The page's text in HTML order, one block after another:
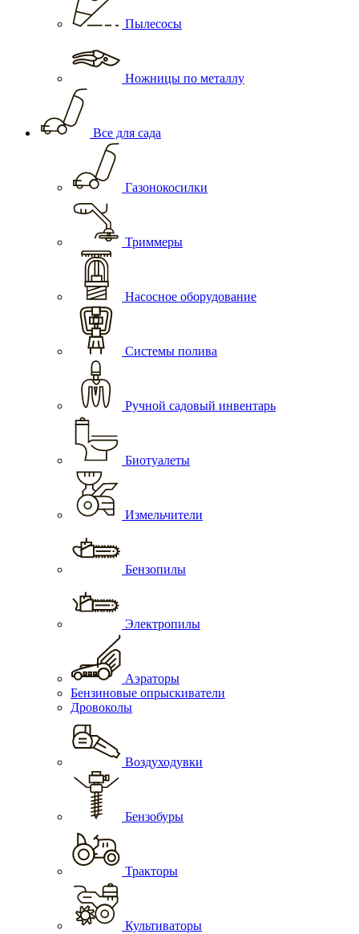
Пылесосы
Ножницы по металлу
Все для сада
Газонокосилки
Триммеры
Насосное оборудование
Системы полива
Ручной садовый инвентарь
Биотуалеты
Измельчители
Бензопилы
Электропилы
Аэраторы
Бензиновые опрыскиватели
Дровоколы
Воздуходувки
Бензобуры
Тракторы
Культиваторы